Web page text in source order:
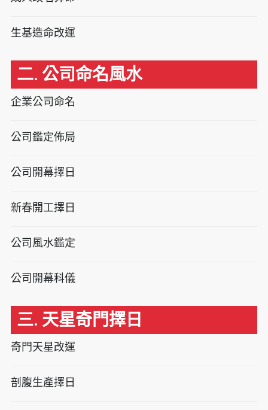
生基造命改運
二. 公司命名風水
企業公司命名
公司鑑定佈局
公司開幕擇日
新春開工擇日
公司風水鑑定
公司開幕科儀
三. 天星奇門擇日
奇門天星改運
剖腹生產擇日